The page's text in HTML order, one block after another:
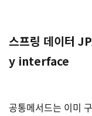
스프링 데이터
y interface
공통메서드는 이미